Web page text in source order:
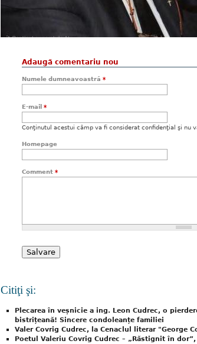
Adaugă comentariu nou
Numele dumneavoastră *
E-mail *
Conţinutul acestui câmp va fi considerat confidenţial şi nu
Homepage
Comment *
Citiţi şi:
Plecarea în veșnicie a ing. Leon Cudrec, o
bistrițeană! Sincere condoleanțe familiei
Valer Covrig Cudrec, la Cenaclul literar "George
Poetul Valeriu Covrig Cudrec – „Răstignit în